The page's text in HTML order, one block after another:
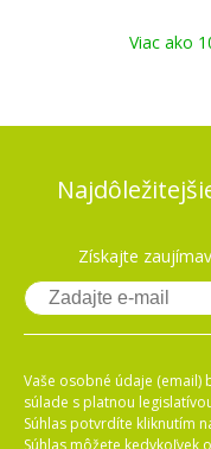
Viac ako
Získajte
Vaše osobné údaje (email)
súlade s platnou
Súhlas potvrdíte kliknutím